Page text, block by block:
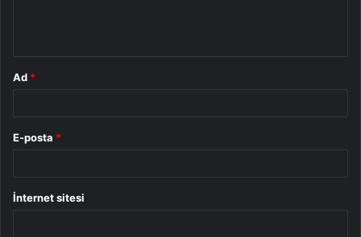
Ad *
E-posta *
İnternet sitesi